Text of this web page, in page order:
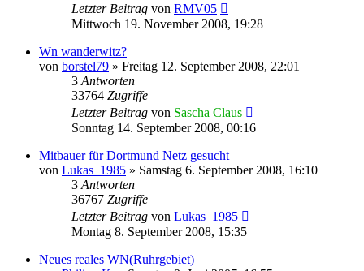
Letzter Beitrag von RMV05
Mittwoch 19. November 2008, 19:28
Wn wanderwitz?
von borstel79 » Freitag 12. September 2008, 22:01
3 Antworten
33764 Zugriffe
Letzter Beitrag von Sascha Claus
Sonntag 14. September 2008, 00:16
Mitbauer für Dortmund Netz gesucht
von Lukas_1985 » Samstag 6. September 2008, 16:10
3 Antworten
36767 Zugriffe
Letzter Beitrag von Lukas_1985
Montag 8. September 2008, 15:35
Neues reales WN(Ruhrgebiet)